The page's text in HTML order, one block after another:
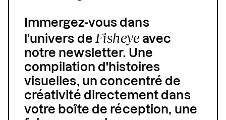
Immergez-vous dans
l'univers deFisheyeavec
notre newsletter. Une
compilation d'histoires
visuelles, un concentré de
créativité directement dans
votre boîte de réception, une